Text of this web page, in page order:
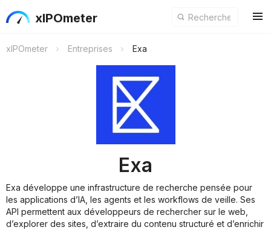
xIPOmeter
xIPOmeter Entreprises Exa
Exa
Exa développe une infrastructure de recherche pensée pour
les applications d’IA, les agents et les workflows de veille. Ses
API permettent aux développeurs de rechercher sur le web,
d’explorer des sites, d’extraire du contenu structuré et d’enrichir